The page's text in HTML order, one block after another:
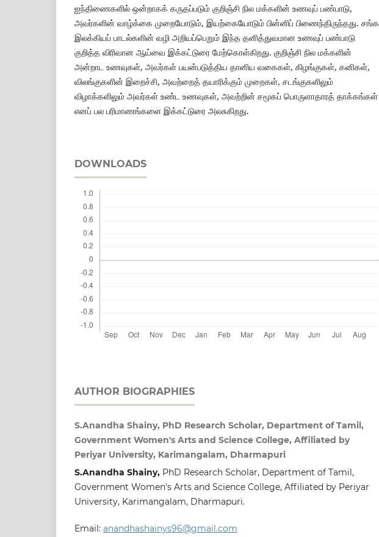
ஐந்திணைகளில் ஒன்றாகக் கருதப்படும் குறிஞ்சி நில மக்களின் உணவுப் பண்பாடு,
அவர்களின் வாழ்க்கை முறையோடும், இயற்கையோடும் பின்னிப் பிணைந்திருந்தது. சங்க
இலக்கியப் பாடல்களின் வழி அறியப்பெறும் இந்த தனித்துவமான உணவுப் பண்பாடு
குறித்த விரிவான ஆய்வை இக்கட்டுரை மேற்கொள்கிறது. குறிஞ்சி நில மக்களின்
அன்றாட உணவுகள், அவர்கள் பயன்படுத்திய தானிய வகைகள், கிழங்குகள், கனிகள்,
விலங்குகளின் இறைச்சி, அவற்றைத் தயாரிக்கும் முறைகள், சடங்குகளிலும்
விழாக்களிலும் அவர்கள் உண்ட உணவுகள், அவற்றின் சமூகப் பொருளாதாரத் தாக்கங்கள்
எனப் பல பரிமாணங்களை இக்கட்டுரை அலசுகிறது.
DOWNLOADS
AUTHOR BIOGRAPHIES
S.Anandha Shainy, PhD Research Scholar, Department of Tamil,
Government Women's Arts and Science College, Affiliated by
Periyar University, Karimangalam, Dharmapuri
S.Anandha Shainy, PhD Research Scholar, Department of Tamil,
Government Women's Arts and Science College, Affiliated by Periyar
University, Karimangalam, Dharmapuri.
Email: anandhashainys96@gmail.com